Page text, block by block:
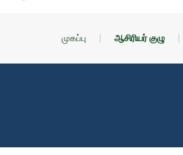
முகப்பு ஆசிரியர் குழு